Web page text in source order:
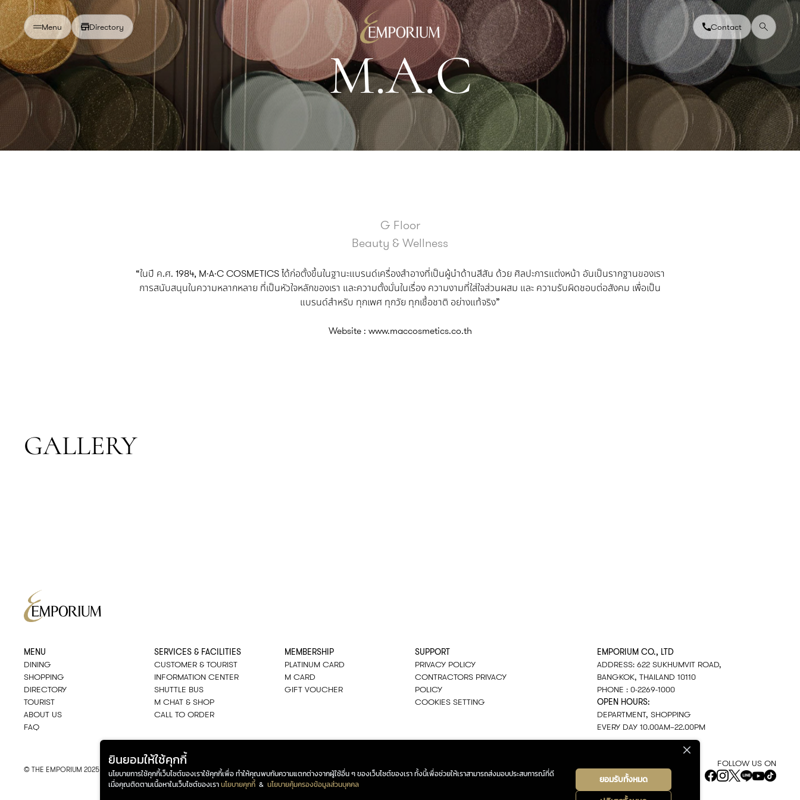
ยินยอมให้ใช้คุกกี้
นโยบายการใช้คุกกี้เว็บไซต์ของเราใช้คุกกี้เพื่อ ทำให้คุณพบกับความแตกต่างจากผู้ใช้อื่น ๆ ของเว็บไซต์ของเรา ทั้งนี้เพื่อช่วยให้เราสามารถส่งมอบประสบการณ์ที่ดี
เมื่อคุณติดตามเนื้อหาในเว็บไซต์ของเรานโยบายคุกกี้ & นโยบายคุ้มครองข้อมูลส่วนบุคคล
ยอมรับทั้งหมด
Menu Directory Contact
M.A.C
G Floor
Beauty & Wellness
“ในปี ค.ศ. 1984, M·A·C COSMETICS ได้ก่อตั้งขึ้นในฐานะแบรนด์เครื่องสำอางที่เป็นผู้นำด้านสีสัน ด้วย ศิลปะการแต่งหน้า อันเป็นรากฐานของเรา
การสนับสนุนในความหลากหลาย ที่เป็นหัวใจหลักของเรา และความตั้งมั่นในเรื่อง ความงามที่ใส่ใจส่วนผสม และ ความรับผิดชอบต่อสังคม เพื่อเป็น
แบรนด์สำหรับ ทุกเพศ ทุกวัย ทุกเชื้อชาติ อย่างแท้จริง”
Website : www.maccosmetics.co.th
GALLERY
MENU
DINING
SHOPPING
DIRECTORY
TOURIST
ABOUT US
FAQ
SERVICES & FACILITIES
CUSTOMER & TOURIST
INFORMATION CENTER
SHUTTLE BUS
M CHAT & SHOP
CALL TO ORDER
MEMBERSHIP
PLATINUM CARD
M CARD
GIFT VOUCHER
SUPPORT
PRIVACY POLICY
CONTRACTORS PRIVACY
POLICY
COOKIES SETTING
EMPORIUM CO., LTD
ADDRESS: 622 SUKHUMVIT ROAD,
BANGKOK, THAILAND 10110
PHONE : 0-2269-1000
OPEN HOURS:
DEPARTMENT, SHOPPING
EVERY DAY 10.00AM–22.00PM
© THE EMPORIUM 2025 ALL RIGHTS RESERVED
FOLLOW US ON